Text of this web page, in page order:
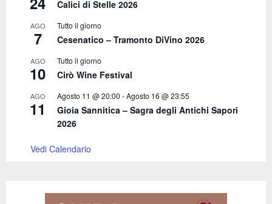
Calici di Stelle 2026
AGO
7
Tutto il giorno
Cesenatico – Tramonto DiVino 2026
AGO
10
Tutto il giorno
Cirò Wine Festival
AGO
11
Agosto 11 @ 20:00 -Agosto 16 @ 23:55
Gioia Sannitica – Sagra degli Antichi Sapori
2026
Vedi Calendario